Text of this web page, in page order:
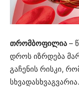
თრომბოფილია –
დროს იზრდება
გაჩენის რისკი,
სხვადასხვაგვარია.